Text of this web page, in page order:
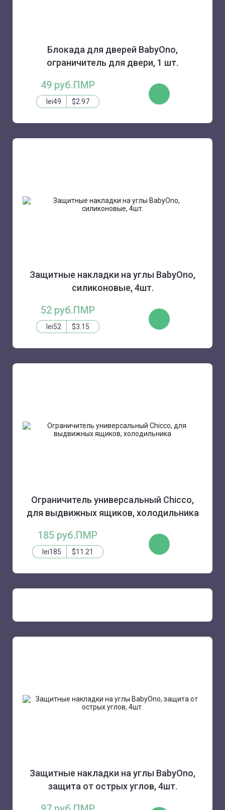
Блокада для дверей BabyOno,
ограничитель для двери, 1 шт.
49 руб.ПМР
lei49 $2.97
КУПИТЬ
Защитные накладки на углы BabyOno,
силиконовые, 4шт.
52 руб.ПМР
lei52 $3.15
КУПИТЬ
Ограничитель универсальный Chicco,
для выдвижных ящиков, холодильника
185 руб.ПМР
lei185 $11.21
КУПИТЬ
Защитные накладки на углы BabyOno,
защита от острых углов, 4шт.